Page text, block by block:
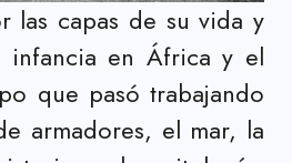
las capas de su vida y
infancia en África y el
que pasó trabajando
armadores, el mar, la